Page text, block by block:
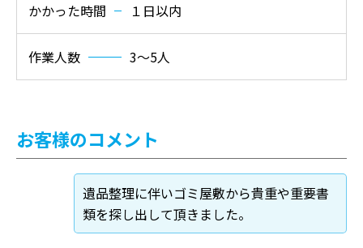
かかった時間 １日以内
作業人数 3〜5人
お客様のコメント
遺品整理に伴いゴミ屋敷から貴重や重要書
類を探し出して頂きました。